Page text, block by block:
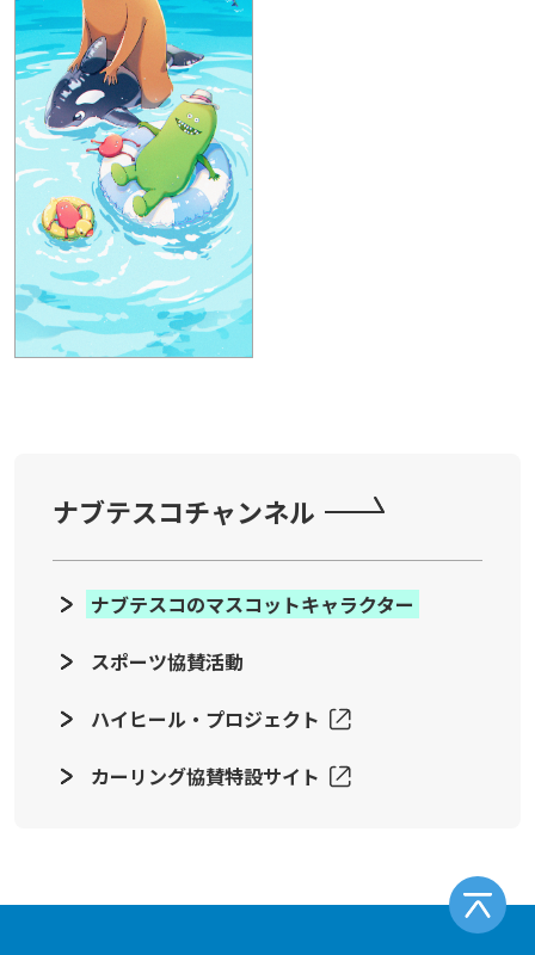
ナブテスコチャンネル
ナブテスコのマスコットキャラクター
スポーツ協賛活動
ハイヒール・プロジェクト
カーリング協賛特設サイト